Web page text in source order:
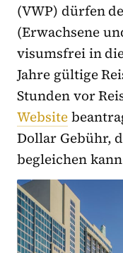
(VWP) dürfen
(Erwachsene
visumsfrei in
Jahre gültige
Stunden vor
Website
Dollar Gebühr,
begleichen